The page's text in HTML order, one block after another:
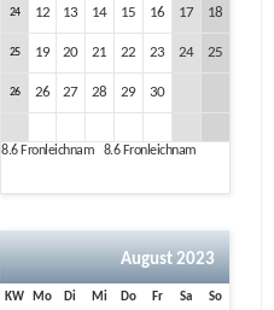
24 12 13 14 15 16 17 18
25 19 20 21 22 23 24 25
26 26 27 28 29 30
8.6Fronleichnam 8.6Fronleichnam
August 2023
KW Mo Di Mi Do Fr Sa So